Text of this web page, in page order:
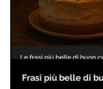
Frasi più belle di